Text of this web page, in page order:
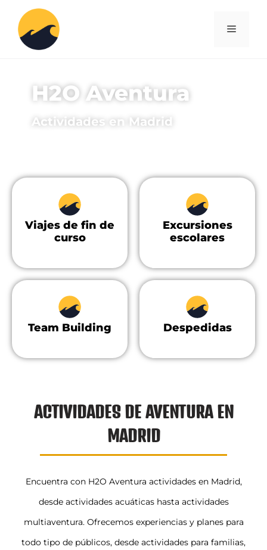
H2O Aventura
Actividades en Madrid
Viajes de fin de
curso
Excursiones
escolares
Team Building Despedidas
ACTIVIDADES DE AVENTURA EN
MADRID
Encuentra con H2O Aventura actividades en Madrid,
desde actividades acuáticas hasta actividades
multiaventura. Ofrecemos experiencias y planes para
todo tipo de públicos, desde actividades para familias,